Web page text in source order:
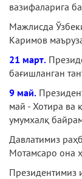
вазифаларига
Мажлисда
Каримов
21 март.
бағишланган
9 май.
май - Хотира ва
умумхалқ
Давлатимиз
Мотамсаро она
Президентимиз